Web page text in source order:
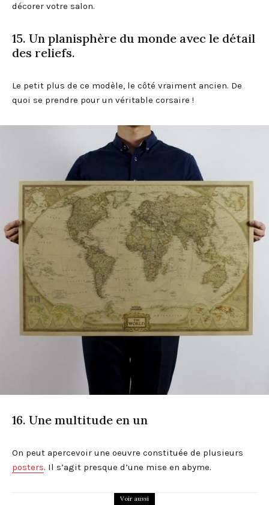
décorer votre salon.
15. Un planisphère du monde avec le détail
des reliefs.
Le petit plus de ce modèle, le côté vraiment ancien. De
quoi se prendre pour un véritable corsaire !
16. Une multitude en un
On peut apercevoir une oeuvre constituée de plusieurs
posters. Il s’agit presque d’une mise en abyme.
Voir aussi